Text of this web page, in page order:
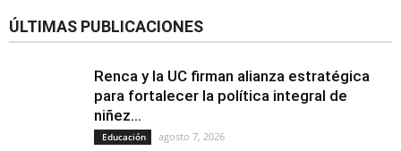
ÚLTIMAS PUBLICACIONES
Renca y la UC firman alianza estratégica
para fortalecer la política integral de
niñez...
Educación agosto 7, 2026